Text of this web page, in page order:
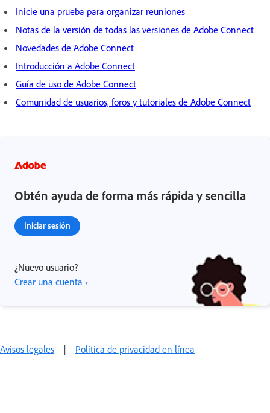
Inicie una prueba para organizar reuniones
Notas de la versión de todas las versiones de Adobe Connect
Novedades de Adobe Connect
Introducción a Adobe Connect
Guía de uso de Adobe Connect
Comunidad de usuarios, foros y tutoriales de Adobe Connect
Obtén ayuda de forma más rápida y sencilla
Iniciar sesión
¿Nuevo usuario?
Crear una cuenta ›
Avisos legales | Política de privacidad en línea